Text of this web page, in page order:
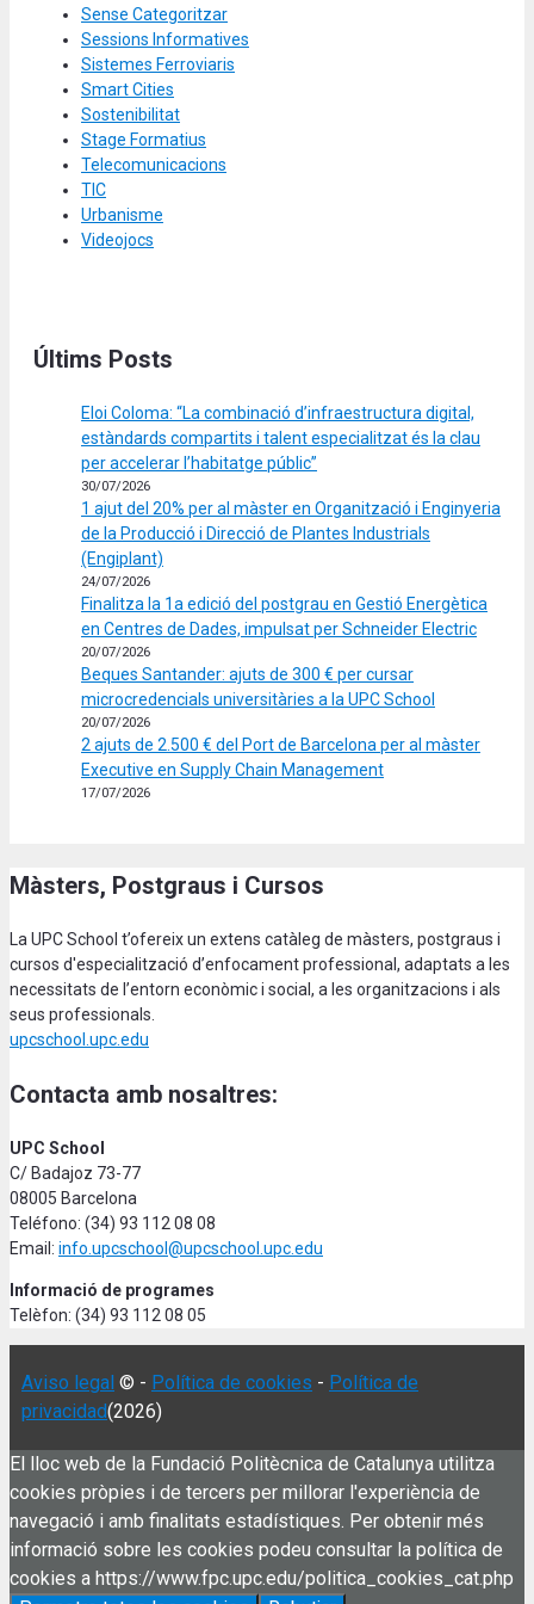
Sense Categoritzar
Sessions Informatives
Sistemes Ferroviaris
Smart Cities
Sostenibilitat
Stage Formatius
Telecomunicacions
TIC
Urbanisme
Videojocs
Últims Posts
Eloi Coloma: “La combinació d’infraestructura digital,
estàndards compartits i talent especialitzat és la clau
per accelerar l’habitatge públic”
30/07/2026
1 ajut del 20% per al màster en Organització i Enginyeria
de la Producció i Direcció de Plantes Industrials
(Engiplant)
24/07/2026
Finalitza la 1a edició del postgrau en Gestió Energètica
en Centres de Dades, impulsat per Schneider Electric
20/07/2026
Beques Santander: ajuts de 300 € per cursar
microcredencials universitàries a la UPC School
20/07/2026
2 ajuts de 2.500 € del Port de Barcelona per al màster
Executive en Supply Chain Management
17/07/2026
Màsters, Postgraus i Cursos
La UPC School t’ofereix un extens catàleg de màsters, postgraus i
cursos d'especialització d’enfocament professional, adaptats a les
necessitats de l’entorn econòmic i social, a les organitzacions i als
seus professionals.
upcschool.upc.edu
Contacta amb nosaltres:
UPC School
C/ Badajoz 73-77
08005 Barcelona
Teléfono: (34) 93 112 08 08
Email: info.upcschool@upcschool.upc.edu
Informació de programes
Telèfon: (34) 93 112 08 05
Aviso legal © - Política de cookies - Política de
privacidad(2026)
El lloc web de la Fundació Politècnica de Catalunya utilitza
cookies pròpies i de tercers per millorar l'experiència de
navegació i amb finalitats estadístiques. Per obtenir més
informació sobre les cookies podeu consultar la política de
cookies a https://www.fpc.upc.edu/politica_cookies_cat.php